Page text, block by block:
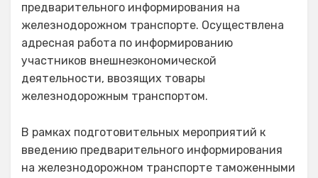
предварительного информирования на
железнодорожном транспорте. Осуществлена
адресная работа по информированию
участников внешнеэкономической
деятельности, ввозящих товары
железнодорожным транспортом.
В рамках подготовительных мероприятий к
введению предварительного информирования
на железнодорожном транспорте таможенными